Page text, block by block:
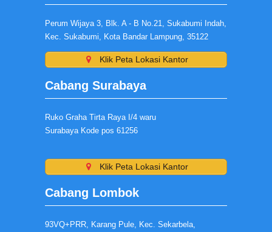
Perum Wijaya 3, Blk. A - B No.21, Sukabumi Indah,
Kec. Sukabumi, Kota Bandar Lampung, 35122
Klik Peta Lokasi Kantor
Cabang Surabaya
Ruko Graha Tirta Raya I/4 waru
Surabaya Kode pos 61256
Klik Peta Lokasi Kantor
Cabang Lombok
93VQ+PRR, Karang Pule, Kec. Sekarbela,